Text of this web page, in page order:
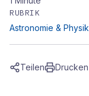
RUBRIK
Astronomie & Physik
Teilen Drucken